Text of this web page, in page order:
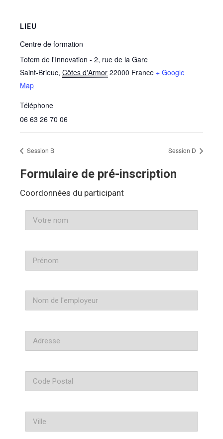
LIEU
Centre de formation
Totem de l'Innovation - 2, rue de la Gare
Saint-Brieuc, Côtes d'Armor 22000 France + Google
Map
Téléphone
06 63 26 70 06
Session B Session D
Formulaire de pré-inscription
Coordonnées du participant